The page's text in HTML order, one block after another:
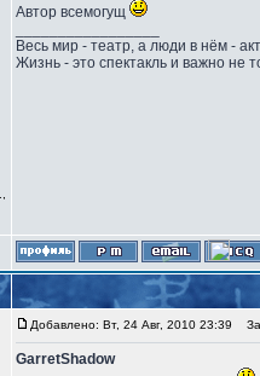
Автор всемогущ
Весь мир - театр, а люди в нём -
Жизнь - это спектакль и важно не
Добавлено: Вт, 24 Авг, 2010 23:39
GarretShadow